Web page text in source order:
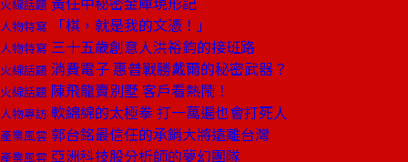
火線話題
人物特寫 「棋，就是我的文憑！」
人物特寫 三十五歲創意人洪裕鈞的接班路
火線話題 消費電子 惠普戰勝戴爾的秘密武器？
火線話題 陳飛龍賣別墅 客戶看熱鬧！
人物專訪 軟綿綿的太極拳 打一萬遍也會打死人
產業風雲 郭台銘最信任的承銷大將遠離台灣
產業風雲 亞洲科技股分析師的夢幻團隊